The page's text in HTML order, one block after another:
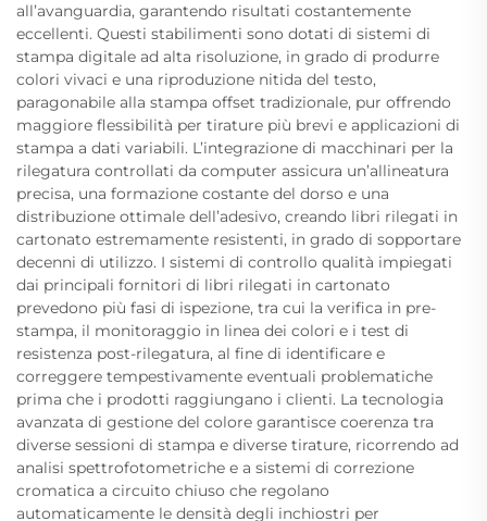
all’avanguardia, garantendo risultati costantemente
eccellenti. Questi stabilimenti sono dotati di sistemi di
stampa digitale ad alta risoluzione, in grado di produrre
colori vivaci e una riproduzione nitida del testo,
paragonabile alla stampa offset tradizionale, pur offrendo
maggiore flessibilità per tirature più brevi e applicazioni di
stampa a dati variabili. L’integrazione di macchinari per la
rilegatura controllati da computer assicura un’allineatura
precisa, una formazione costante del dorso e una
distribuzione ottimale dell’adesivo, creando libri rilegati in
cartonato estremamente resistenti, in grado di sopportare
decenni di utilizzo. I sistemi di controllo qualità impiegati
dai principali fornitori di libri rilegati in cartonato
prevedono più fasi di ispezione, tra cui la verifica in pre-
stampa, il monitoraggio in linea dei colori e i test di
resistenza post-rilegatura, al fine di identificare e
correggere tempestivamente eventuali problematiche
prima che i prodotti raggiungano i clienti. La tecnologia
avanzata di gestione del colore garantisce coerenza tra
diverse sessioni di stampa e diverse tirature, ricorrendo ad
analisi spettrofotometriche e a sistemi di correzione
cromatica a circuito chiuso che regolano
automaticamente le densità degli inchiostri per